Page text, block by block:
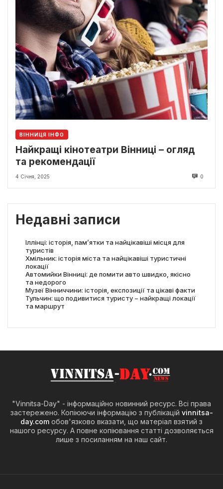
ВІННИЦЯ ІНФО
Найкращі кінотеатри Вінниці – огляд
та рекомендації
4 Січня, 2025 0
Недавні записи
Іллінці: історія, пам’ятки та найцікавіші місця для
туристів
Хмільник: історія міста та найцікавіші туристичні
локації
Автомийки Вінниці: де помити авто швидко, якісно
та недорого
Музеї Вінниччини: історія, експозиції та цікаві факти
Тульчин: що подивитися туристу − найкращі локації
та маршрут
"Vinnitsa-Day" - інформаційно новинний ресурс. Всі права
застережено. Копіюючи інформацію з публікацій vinnitsa-
day.com обов'язково вказати, що матеріал взятий з
нашого ресурсу. А повне копіювання статті дозволяється
лише з посиланням на наш сайт.